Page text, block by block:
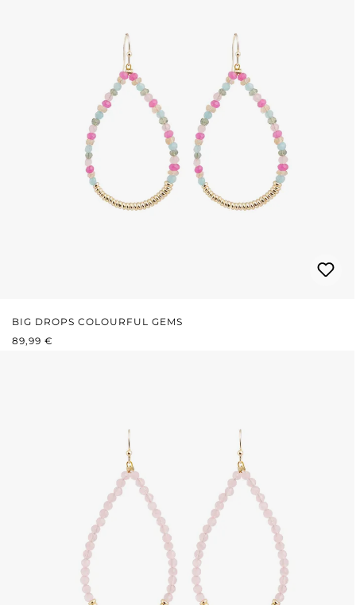
BIG DROPS COLOURFUL GEMS
REGULÄRER PREIS:
89,99 €